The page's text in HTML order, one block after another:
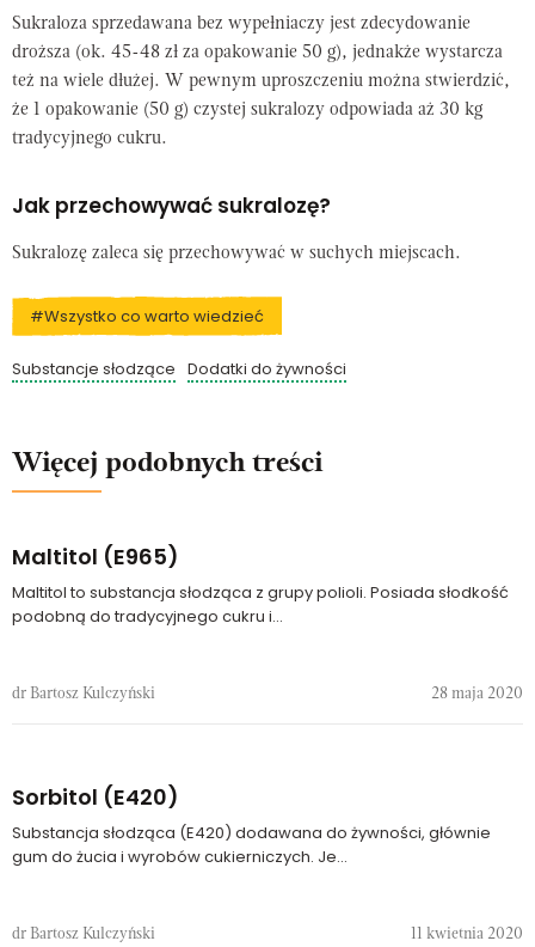
Sukraloza sprzedawana bez wypełniaczy jest zdecydowanie
droższa (ok. 45-48 zł za opakowanie 50 g), jednakże wystarcza
też na wiele dłużej. W pewnym uproszczeniu można stwierdzić,
że 1 opakowanie (50 g) czystej sukralozy odpowiada aż 30 kg
tradycyjnego cukru.
Jak przechowywać sukralozę?
Sukralozę zaleca się przechowywać w suchych miejscach.
#Wszystko co warto wiedzieć
Substancje słodzące Dodatki do żywności
Więcej podobnych treści
Maltitol (E965)
Maltitol to substancja słodząca z grupy polioli. Posiada słodkość
podobną do tradycyjnego cukru i...
dr Bartosz Kulczyński 28 maja 2020
Sorbitol (E420)
Substancja słodząca (E420) dodawana do żywności, głównie
gum do żucia i wyrobów cukierniczych. Je...
dr Bartosz Kulczyński 11 kwietnia 2020